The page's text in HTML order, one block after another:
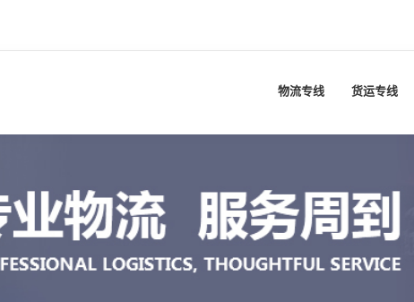
物流专线 货运专线